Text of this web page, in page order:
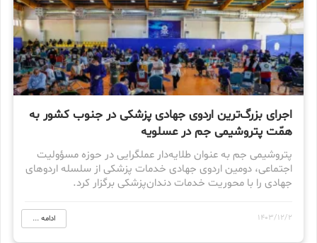
اجرای بزرگ‌ترین اردوی جهادی پزشکی در جنوب کشور به
همّت پتروشیمی جم در عسلویه
پتروشیمی جم به عنوان طلایه‌دار عملگرایی در حوزه مسؤولیت
اجتماعی، دومین اردوی جهادی خدمات پزشکی از سلسله اردوهای
جهادی را با محوریت خدمات دندان‌پزشکی برگزار کرد.
1403/12/2 ادامه ...